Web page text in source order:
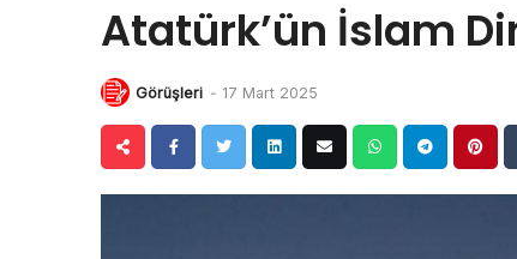
Atatürk’ün İslam
Görüşleri - 17 Mart 2025